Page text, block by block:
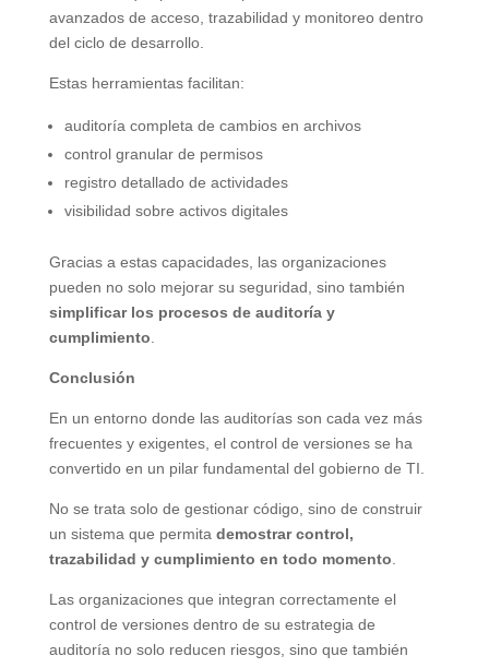
avanzados de acceso, trazabilidad y monitoreo dentro
del ciclo de desarrollo.
Estas herramientas facilitan:
auditoría completa de cambios en archivos
control granular de permisos
registro detallado de actividades
visibilidad sobre activos digitales
Gracias a estas capacidades, las organizaciones
pueden no solo mejorar su seguridad, sino también
simplificar los procesos de auditoría y
cumplimiento
Conclusión
En un entorno donde las auditorías son cada vez más
frecuentes y exigentes, el control de versiones se ha
convertido en un pilar fundamental del gobierno de TI.
No se trata solo de gestionar código, sino de construir
un sistema que permita demostrar control,
trazabilidad y cumplimiento en todo momento
Las organizaciones que integran correctamente el
control de versiones dentro de su estrategia de
auditoría no solo reducen riesgos, sino que también